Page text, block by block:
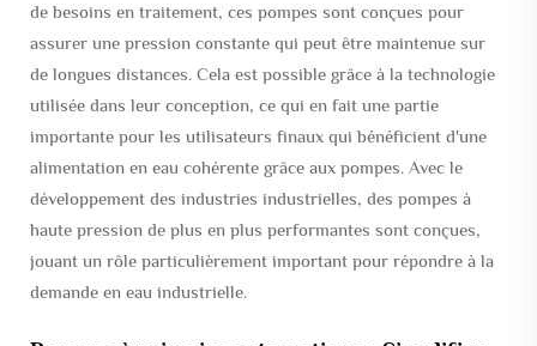
de besoins en traitement, ces pompes sont conçues pour
assurer une pression constante qui peut être maintenue sur
de longues distances. Cela est possible grâce à la technologie
utilisée dans leur conception, ce qui en fait une partie
importante pour les utilisateurs finaux qui bénéficient d'une
alimentation en eau cohérente grâce aux pompes. Avec le
développement des industries industrielles, des pompes à
haute pression de plus en plus performantes sont conçues,
jouant un rôle particulièrement important pour répondre à la
demande en eau industrielle.